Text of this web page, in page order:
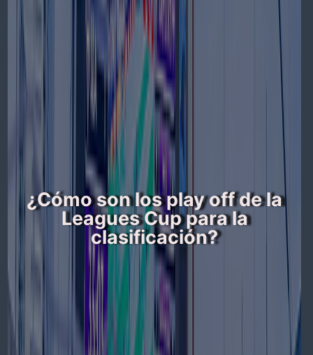
¿Cómo son los play off de la
Leagues Cup para la
clasificación?